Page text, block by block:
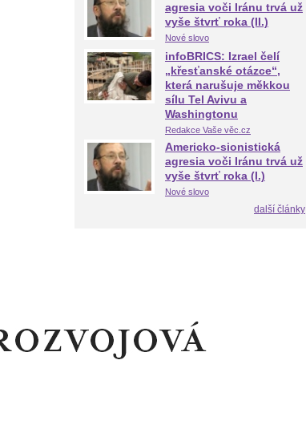
agresia voči Iránu trvá už
vyše štvrť roka (II.)
Nové slovo
infoBRICS: Izrael čelí
„křesťanské otázce“,
která narušuje měkkou
sílu Tel Avivu a
Washingtonu
Redakce Vaše věc.cz
Americko-sionistická
agresia voči Iránu trvá už
vyše štvrť roka (I.)
Nové slovo
další články